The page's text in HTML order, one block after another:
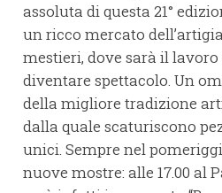
assoluta di questa 21°
un ricco mercato
mestieri, dove sarà il lavoro
diventare spettacolo. Un
della migliore tradizione
dalla quale scaturiscono
unici. Sempre nel
nuove mostre: alle 17.00 al